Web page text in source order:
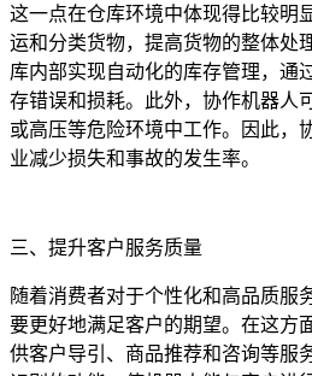
这一点在仓库环境中体现得比较明
运和分类货物，提高货物的整体处
库内部实现自动化的库存管理，通
存错误和损耗。此外，协作机器人
或高压等危险环境中工作。因此，
业减少损失和事故的发生率。
三、提升客户服务质量
随着消费者对于个性化和高品质服
要更好地满足客户的期望。在这方
供客户导引、商品推荐和咨询等服